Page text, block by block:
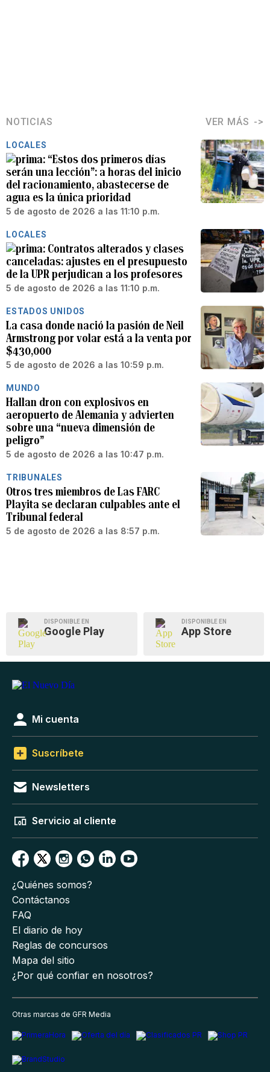
NOTICIAS VER MÁS
LOCALES
“Estos dos primeros días
serán una lección”: a horas del inicio
del racionamiento, abastecerse de
agua es la única prioridad
5 de agosto de 2026 a las 11:10 p.m.
LOCALES
Contratos alterados y clases
canceladas: ajustes en el presupuesto
de la UPR perjudican a los profesores
5 de agosto de 2026 a las 11:10 p.m.
ESTADOS UNIDOS
La casa donde nació la pasión de Neil
Armstrong por volar está a la venta por
$430,000
5 de agosto de 2026 a las 10:59 p.m.
MUNDO
Hallan dron con explosivos en
aeropuerto de Alemania y advierten
sobre una “nueva dimensión de
peligro”
5 de agosto de 2026 a las 10:47 p.m.
TRIBUNALES
Otros tres miembros de Las FARC
Playita se declaran culpables ante el
Tribunal federal
5 de agosto de 2026 a las 8:57 p.m.
DISPONIBLE EN
Google Play
DISPONIBLE EN
App Store
Mi cuenta
Suscríbete
Newsletters
Servicio al cliente
¿Quiénes somos?
Contáctanos
FAQ
El diario de hoy
Reglas de concursos
Mapa del sitio
¿Por qué confiar en nosotros?
Otras marcas de GFR Media